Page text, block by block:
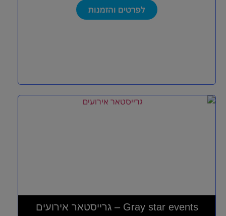
לפרטים והזמנות
גרייסטאר אירועים – Gray star events